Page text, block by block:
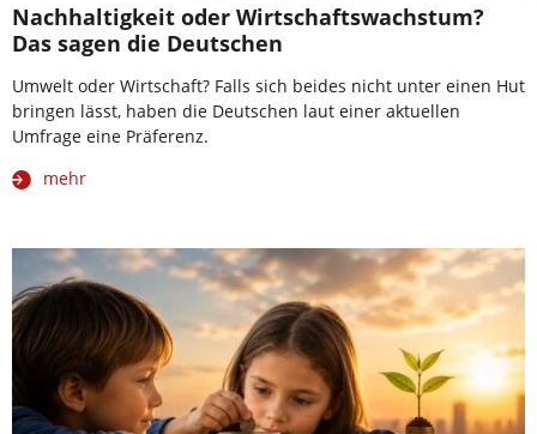
Nachhaltigkeit oder Wirtschaftswachstum?
Das sagen die Deutschen
Umwelt oder Wirtschaft? Falls sich beides nicht unter einen Hut
bringen lässt, haben die Deutschen laut einer aktuellen
Umfrage eine Präferenz.
mehr